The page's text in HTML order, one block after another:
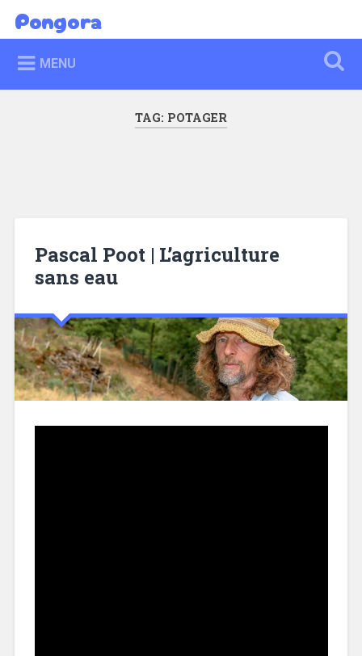
content
Search
Pongora
MENU
TAG: POTAGER
Pascal Poot | L’agriculture
sans eau